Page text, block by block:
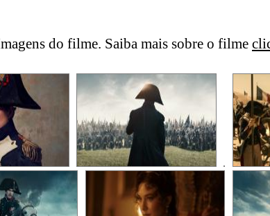
do filme. Saiba mais sobre o filme